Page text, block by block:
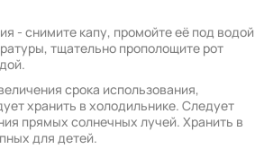
- cнимите капу, промойте её под водой
тщательно прополощите рот
срока использования,
хранить в холодильнике. Следует
прямых солнечных лучей. Хранить в
для детей.